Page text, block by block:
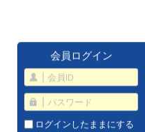
会員ログイン
ログインしたままにする